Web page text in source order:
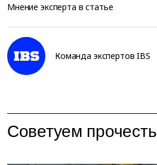
Мнение эксперта в статье
Команда экспертов IBS
Советуем прочесть